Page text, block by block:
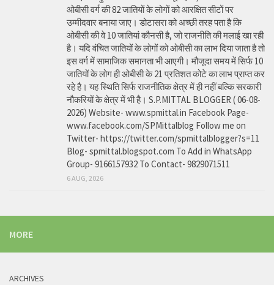
ओबीसी वर्ग की 82 जातियों के लोगों को आरक्षित सीटों पर
उम्मीदवार बनाया जाए। डोटासरा को अच्छी तरह पता है कि
ओबीसी की वे 10 जातियां कौनसी है, जो राजनीति की मलाई खा रही
है। यदि वंचित जातियों के लोगों को ओबीसी का लाभ दिया जाता है तो
इस वर्ग में सामाजिक समानता भी आएगी। मौजूदा समय में सिर्फ 10
जातियों के लोग ही ओबीसी के 21 प्रतिशत कोटे का लाभ प्राप्त कर
रहे है। यह स्थिति सिर्फ राजनीतिक क्षेत्र में ही नहीं बल्कि सरकारी
नौकरियों के क्षेत्र में भी है। S.P.MITTAL BLOGGER ( 06-08-
2026) Website- www.spmittal.in Facebook Page-
www.facebook.com/SPMittalblog Follow me on
Twitter- https://twitter.com/spmittalblogger?s=11
Blog- spmittal.blogspot.com To Add in WhatsApp
Group- 9166157932 To Contact- 9829071511
6 AUG, 2026
MORE
ARCHIVES